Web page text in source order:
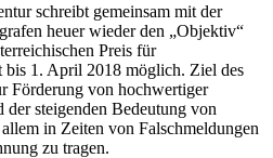
schreibt gemeinsam mit der
heuer wieder den „Objektiv“
Preis für
bis 1. April 2018 möglich. Ziel des
Förderung von hochwertiger
der steigenden Bedeutung von
in Zeiten von Falschmeldungen
zu tragen.